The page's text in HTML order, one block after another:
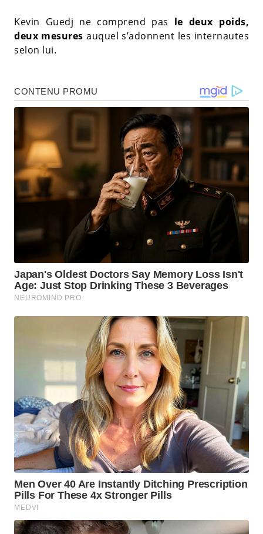
Kevin Guedj ne comprend pas le deux poids,
deux mesures auquel s’adonnent les internautes
selon lui.